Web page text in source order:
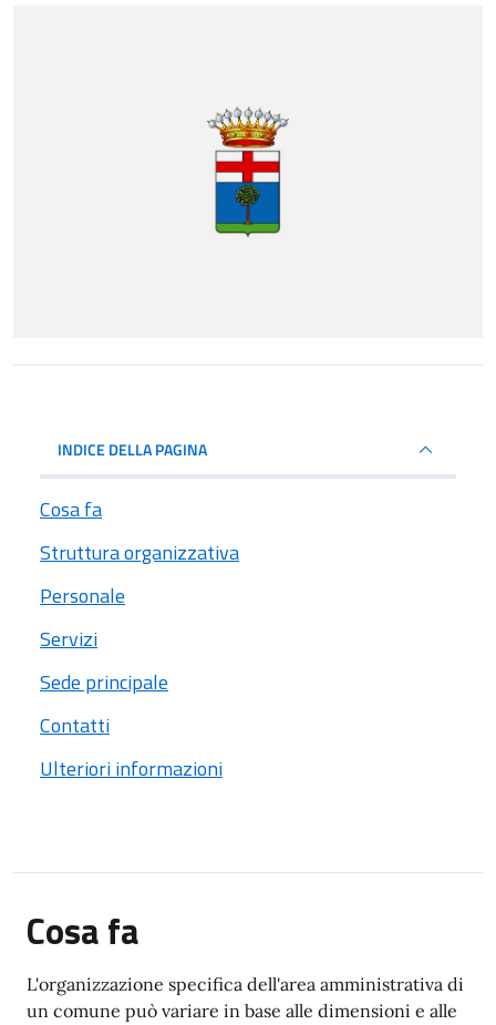
INDICE DELLA PAGINA
Cosa fa
Struttura organizzativa
Personale
Servizi
Sede principale
Contatti
Ulteriori informazioni
Cosa fa
L'organizzazione specifica dell'area amministrativa di
un comune può variare in base alle dimensioni e alle